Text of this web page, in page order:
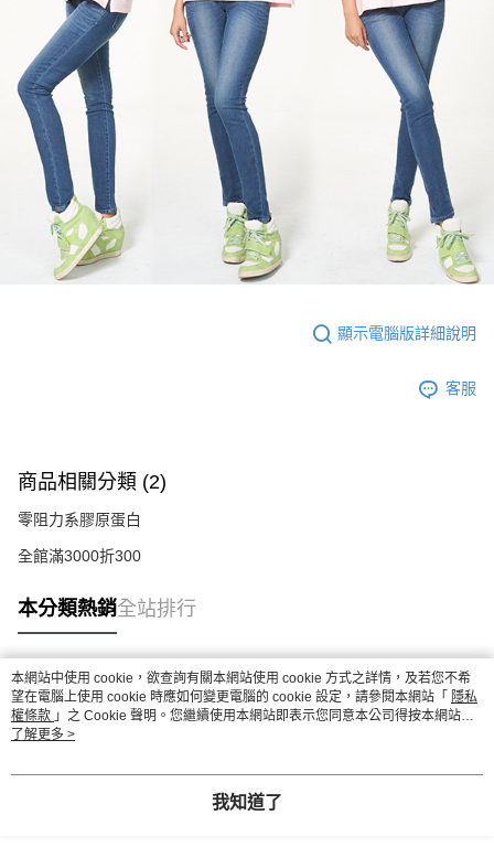
顯示電腦版詳細說明
客服
商品相關分類 (2)
零阻力系膠原蛋白
全館滿3000折300
本分類熱銷全站排行
熱門標籤
本網站中使用 cookie，欲查詢有關本網站使用 cookie 方式之詳情，及若您不希
望在電腦上使用 cookie 時應如何變更電腦的 cookie 設定，請參閱本網站「 隱私
權條款 」之 Cookie 聲明。您繼續使用本網站即表示您同意本公司得按本網站使
用條款之 Cookie 聲明使用 cookie。
了解更多 >
我知道了